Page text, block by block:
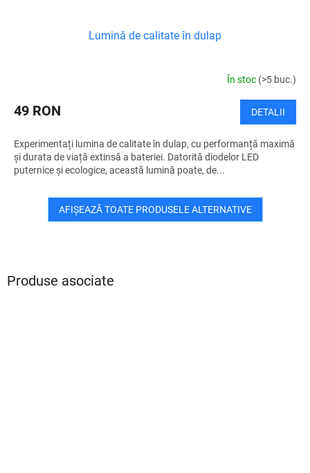
Produse asociate
Lumină de calitate în dulap
În stoc (>5 buc.)
49 RON DETALII
Experimentați lumina de calitate în dulap, cu performanță maximă
și durata de viață extinsă a bateriei. Datorită diodelor LED
puternice și ecologice, această lumină poate, de...
AFIŞEAZĂ TOATE PRODUSELE ALTERNATIVE